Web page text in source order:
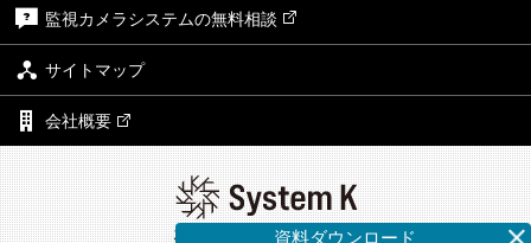
監視カメラシステムの無料相談
サイトマップ
会社概要
株式会社システム・ケイ